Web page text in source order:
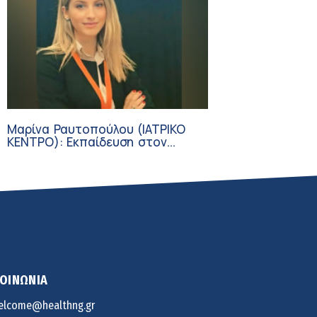
Μαρίνα Ραυτοπούλου (ΙΑΤΡΙΚΟ
ΚΕΝΤΡΟ): Εκπαίδευση στον